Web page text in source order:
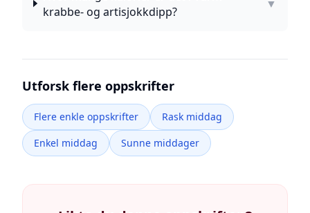
krabbe- og artisjokkdipp?
▼
Utforsk flere oppskrifter
Flere enkle oppskrifter
Rask middag
Enkel middag
Sunne middager